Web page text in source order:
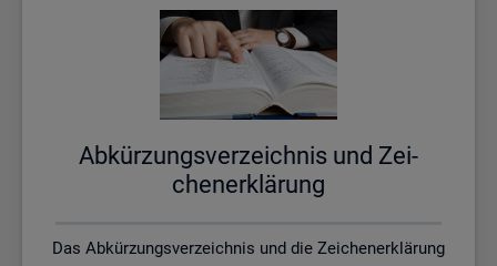
Ab­kür­zungs­ver­zeich­nis und Zei­
chen­er­klä­rung
Das Abkürzungsverzeichnis und die Zeichenerklärung